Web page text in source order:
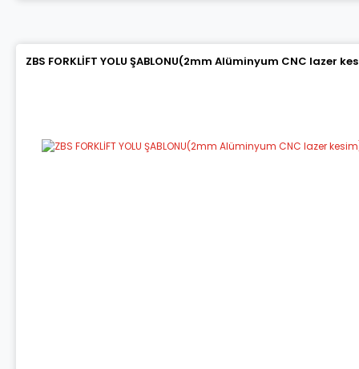
ZBS FORKLİFT YOLU ŞABLONU(2mm Alüminyum CNC lazer